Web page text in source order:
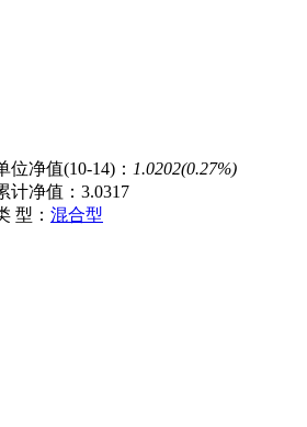
位净值(10-14)： 1.0202(0.27%)
计净值： 3.0317
型： 混合型